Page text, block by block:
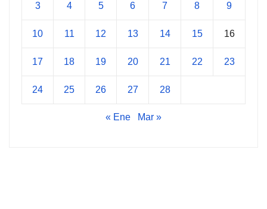
3 4 5 6 7 8 9
10 11 12 13 14 15 16
17 18 19 20 21 22 23
24 25 26 27 28
« Ene Mar »